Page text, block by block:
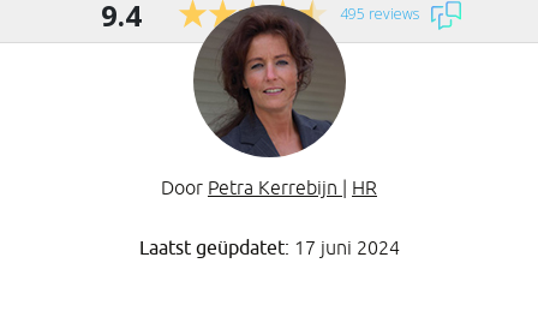
9.4 495 reviews
Door Petra Kerrebijn | HR
Laatst geüpdatet: 17 juni 2024